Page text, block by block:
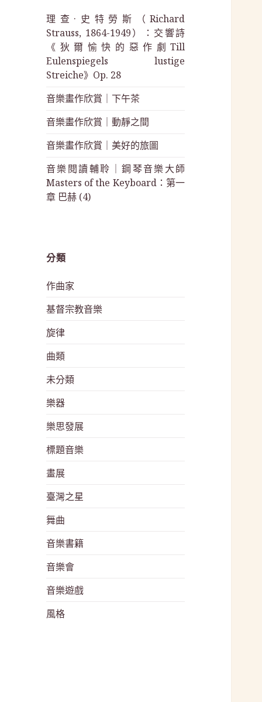
理查·史特勞斯（Richard
Strauss, 1864-1949）：交響詩
《狄爾愉快的惡作劇Till
Eulenspiegels lustige
Streiche》Op. 28
音樂畫作欣賞｜下午茶
音樂畫作欣賞｜動靜之間
音樂畫作欣賞｜美好的旅圖
音樂閱讀輔聆｜鋼琴音樂大師
Masters of the Keyboard：第一
章 巴赫 (4)
分類
作曲家
基督宗教音樂
旋律
曲類
未分類
樂器
樂思發展
標題音樂
畫展
臺灣之星
舞曲
音樂書籍
音樂會
音樂遊戲
風格